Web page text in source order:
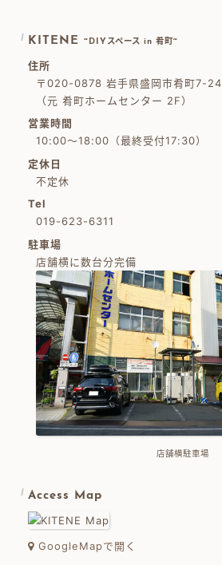
KITENE ~DIYスペース in 肴町~
住所
〒020-0878 岩手県盛岡市肴町7-24
（元 肴町ホームセンター 2F）
営業時間
10:00～18:00（最終受付17:30）
定休日
不定休
Tel
019-623-6311
駐車場
店舗横に数台分完備
店舗横駐車場
Access Map
GoogleMapで開く